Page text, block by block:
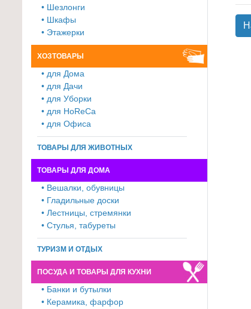
• Шезлонги
• Шкафы
• Этажерки
ХОЗТОВАРЫ
• для Дома
• для Дачи
• для Уборки
• для HoReCa
• для Офиса
ТОВАРЫ ДЛЯ ЖИВОТНЫХ
ТОВАРЫ ДЛЯ ДОМА
• Вешалки, обувницы
• Гладильные доски
• Лестницы, стремянки
• Стулья, табуреты
ТУРИЗМ И ОТДЫХ
ПОСУДА И ТОВАРЫ ДЛЯ КУХНИ
• Банки и бутылки
• Керамика, фарфор
Посуда
товары
Товары
уборки
Товары